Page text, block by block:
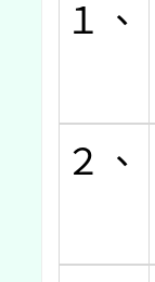
１、
２、